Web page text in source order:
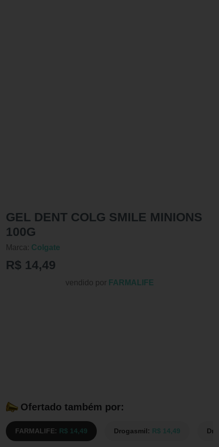
GEL DENT COLG SMILE MINIONS
100G
Marca: Colgate
R$ 14,49
vendido por FARMALIFE
Ofertado também por:
FARMALIFE: R$ 14,49 Drogasmil: R$ 14,49